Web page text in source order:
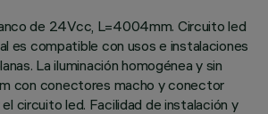
de 24Vcc, L=4004mm. Circuito led
es compatible con usos e instalaciones
La iluminación homogénea y sin
con conectores macho y conector
circuito led. Facilidad de instalación y